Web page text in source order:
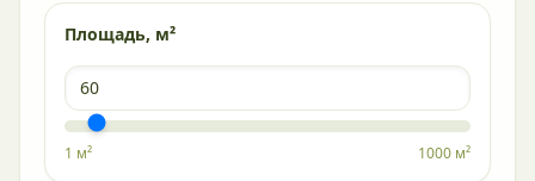
Площадь, м²
1 м² 1000 м²